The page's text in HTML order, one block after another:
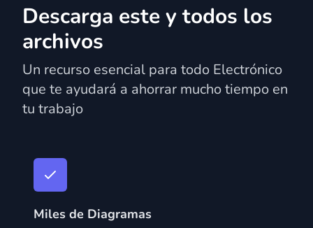
Descarga este y todos los
archivos
Un recurso esencial para todo Electrónico
que te ayudará a ahorrar mucho tiempo en
tu trabajo
Miles de Diagramas